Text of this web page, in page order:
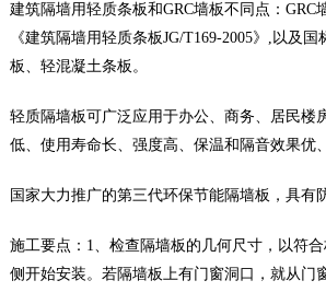
建筑隔墙用轻质条板和GRC墙板不同点：GRC
《建筑隔墙用轻质条板JG/T169-2005》,以及
板、轻混凝土条板。
轻质隔墙板可广泛应用于办公、商务、居民楼
低、使用寿命长、强度高、保温和隔音效果优
国家大力推广的第三代环保节能隔墙板，具有
施工要点：1、检查隔墙板的几何尺寸，以符
侧开始安装。若隔墙板上有门窗洞口，就从门